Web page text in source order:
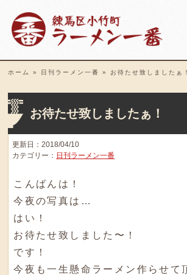
ホーム » 日刊ラーメン一番 » お待たせ致しましたぁ！
お待たせ致しましたぁ！
更新日：2018/04/10
カテゴリー： 日刊ラーメン一番
こんばんは！
今夜の写真は…
はい！
お待たせ致しました〜！
です！
今夜も一生懸命ラーメン作らせて